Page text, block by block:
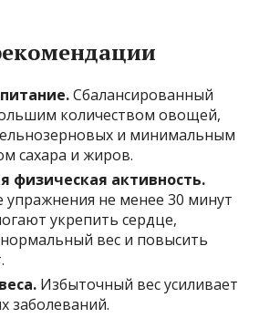
Сбалансированный
количеством овощей,
и минимальным
сахара и жиров.
физическая активность.
не менее 30 минут
укрепить сердце,
вес и повысить
Избыточный вес усиливает
заболеваний.